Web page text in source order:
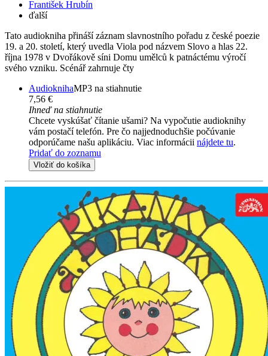
František Hrubín
ďalší
Tato audiokniha přináší záznam slavnostního pořadu z české poezie
19. a 20. století, který uvedla Viola pod názvem Slovo a hlas 22.
října 1978 v Dvořákově síni Domu umělců k patnáctému výročí
svého vzniku. Scénář zahrnuje čty
AudioknihaMP3 na stiahnutie
7,56 €
Ihneď na stiahnutie
Chcete vyskúšať čítanie ušami? Na vypočutie audioknihy
vám postačí telefón. Pre čo najjednoduchšie počúvanie
odporúčame našu aplikáciu. Viac informácii nájdete tu.
Pridať do zoznamu
Vložiť do košíka